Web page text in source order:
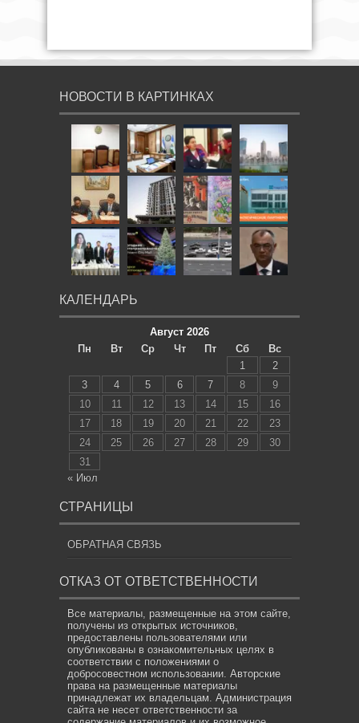
НОВОСТИ В КАРТИНКАХ
КАЛЕНДАРЬ
Август 2026
Пн
Вт Ср Чт Пт Сб
Вс
1
2
3
4 5 6 7 8
9
10
11 12 13 14 15
16
17
18 19 20 21 22
23
24
25 26 27 28 29
30
31
« Июл
СТРАНИЦЫ
ОБРАТНАЯ СВЯЗЬ
ОТКАЗ ОТ ОТВЕТСТВЕННОСТИ
Все материалы, размещенные на этом сайте,
получены из открытых источников,
предоставлены пользователями или
опубликованы в ознакомительных целях в
соответствии с положениями о
добросовестном использовании. Авторские
права на размещенные материалы
принадлежат их владельцам. Администрация
сайта не несет ответственности за